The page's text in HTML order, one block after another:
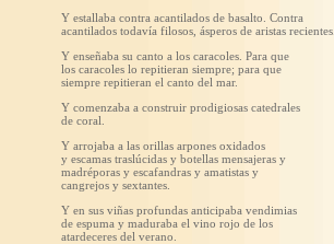
Y estallaba contra acantilados de basalto. Contra
acantilados todavía filosos, ásperos de aristas recientes.
Y enseñaba su canto a los caracoles. Para que
los caracoles lo repitieran siempre; para que
siempre repitieran el canto del mar.
Y comenzaba a construir prodigiosas catedrales
de coral.
Y arrojaba a las orillas arpones oxidados
y escamas traslúcidas y botellas mensajeras y
madréporas y escafandras y amatistas y
cangrejos y sextantes.
Y en sus viñas profundas anticipaba vendimias
de espuma y maduraba el vino rojo de los
atardeceres del verano.